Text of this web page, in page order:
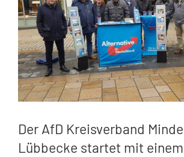
Bild
Der AfD Kreisverband
Lübbecke startet mit